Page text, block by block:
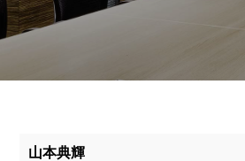
⼭本典輝